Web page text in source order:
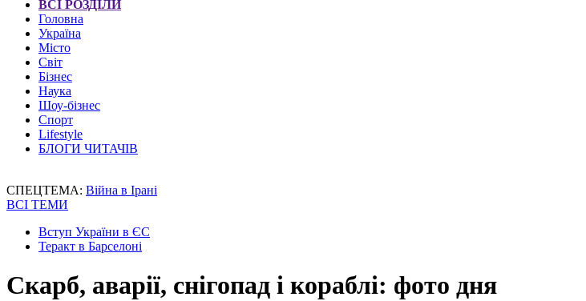
ВСІ РОЗДІЛИ
Головна
Україна
Місто
Світ
Бізнес
Наука
Шоу-бізнес
Спорт
Lifestyle
БЛОГИ ЧИТАЧІВ
СПЕЦТЕМА: Війна в Ірані
ВСІ ТЕМИ
Вступ України в ЄС
Теракт в Барселоні
Скарб, аварії, снігопад і кораблі: фото дня